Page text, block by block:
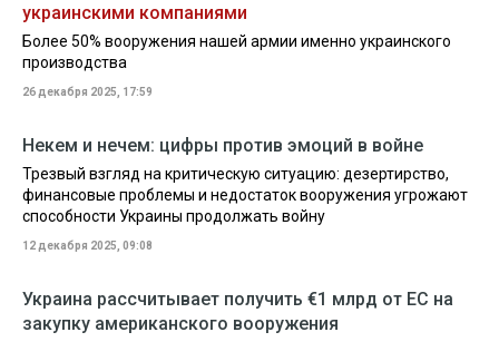
украинскими компаниями
Более 50% вооружения нашей армии именно украинского
производства
26 декабря 2025, 17:59
Некем и нечем: цифры против эмоций в войне
Трезвый взгляд на критическую ситуацию: дезертирство,
финансовые проблемы и недостаток вооружения угрожают
способности Украины продолжать войну
12 декабря 2025, 09:08
Украина рассчитывает получить €1 млрд от ЕС на
закупку американского вооружения